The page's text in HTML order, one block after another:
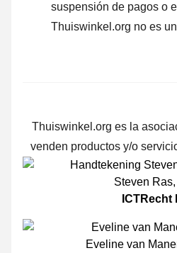
suspensión de pagos o
Thuiswinkel.org no es
Thuiswinkel.org es la
venden productos y/o
Steven Ras,
ICTRecht
Eveline van